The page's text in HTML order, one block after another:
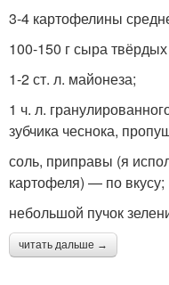
3-4 картофелины
100-150 г сыра
1-2 ст. л. майонеза;
1 ч. л.
зубчика чеснока,
соль, приправы (я
картофеля) — по вкусу;
небольшой пучок
читать дальше →